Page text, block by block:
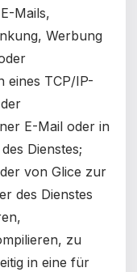
Mails,
Werbung
eines TCP/IP-
E-Mail oder in
Dienstes;
von Glice zur
des Dienstes
zu
in eine für